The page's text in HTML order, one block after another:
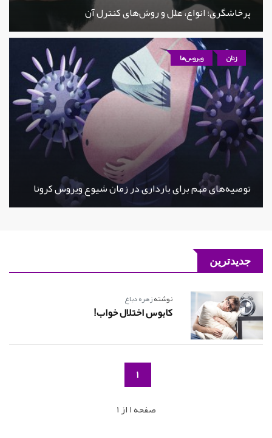
پرخاشگری؛ انواع، علل و روش‌های کنترل آن
زنان ویروس‌ها
توصیه‌های مهم برای بارداری در زمان شیوع ویروس کرونا
جدیدترین
نوشتهزهره دباغ
کابوس اختلال خواب!
1
صفحه 1 از 1